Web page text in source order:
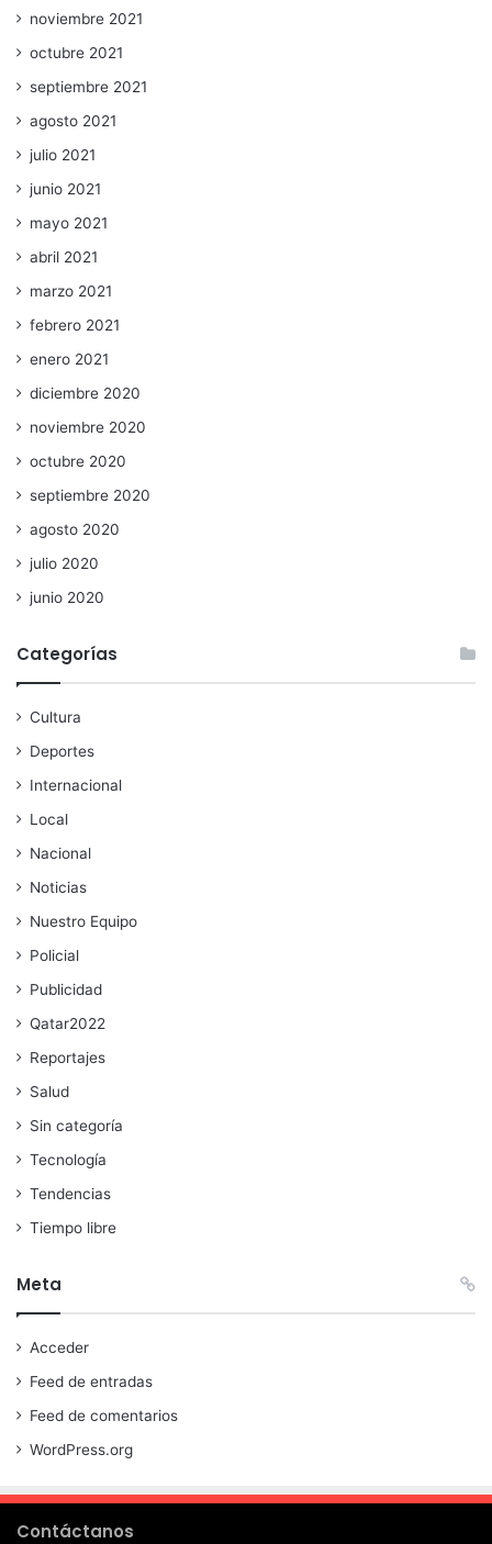
noviembre 2021
octubre 2021
septiembre 2021
agosto 2021
julio 2021
junio 2021
mayo 2021
abril 2021
marzo 2021
febrero 2021
enero 2021
diciembre 2020
noviembre 2020
octubre 2020
septiembre 2020
agosto 2020
julio 2020
junio 2020
Categorías
Cultura
Deportes
Internacional
Local
Nacional
Noticias
Nuestro Equipo
Policial
Publicidad
Qatar2022
Reportajes
Salud
Sin categoría
Tecnología
Tendencias
Tiempo libre
Meta
Acceder
Feed de entradas
Feed de comentarios
WordPress.org
Contáctanos